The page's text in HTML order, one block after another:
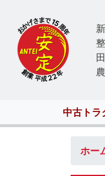
Main
中古トラ
ホー